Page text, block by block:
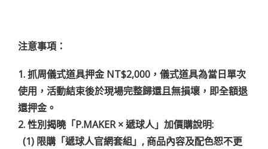
注意事項：
1. 抓周儀式道具押金 NT$2,000，儀式道具為當日單次
使用，活動結束後於現場完整歸還且無損壞，即全額退
還押金。
2. 性別揭曉「P.MAKER × 遞球人」加價購說明:
(1) 限購「遞球人官網套組」, 商品內容及配色恕不更